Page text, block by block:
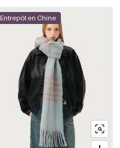
Entrepôt en Chine